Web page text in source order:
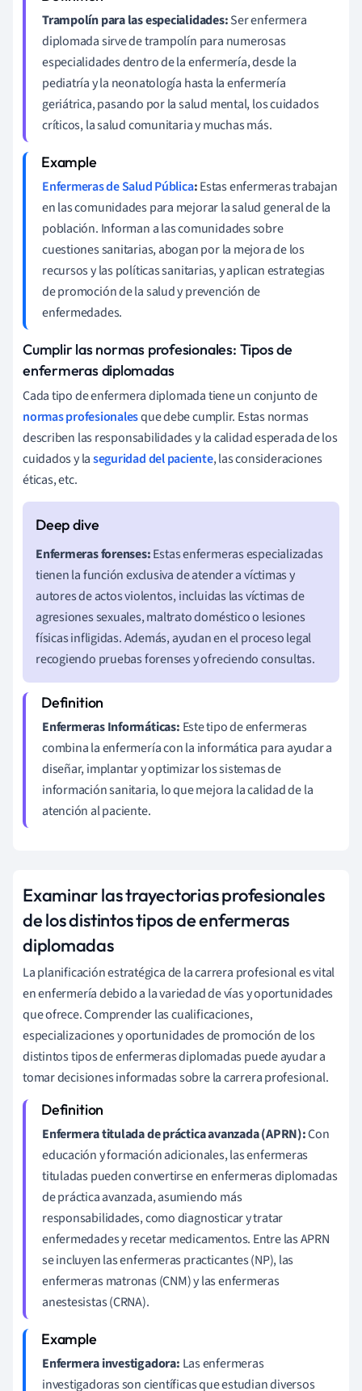
Trampolín para las especialidades:Ser enfermera
diplomada sirve de trampolín para numerosas
especialidades dentro de la enfermería, desde la
pediatría y la neonatología hasta la enfermería
geriátrica, pasando por la salud mental, los cuidados
críticos, la salud comunitaria y muchas más.
Enfermeras de Salud Pública:Estas enfermeras trabajan
en las comunidades para mejorar la salud general de la
población. Informan a las comunidades sobre
cuestiones sanitarias, abogan por la mejora de los
recursos y las políticas sanitarias, y aplican estrategias
de promoción de la salud y prevención de
enfermedades.
Cumplir las normas profesionales: Tipos de
enfermeras diplomadas
Cada tipo de enfermera diplomada tiene un conjunto de
normas profesionalesque debe cumplir. Estas normas
describen las responsabilidades y la calidad esperada de los
cuidados y laseguridad del paciente, las consideraciones
éticas, etc.
Enfermeras forenses:Estas enfermeras especializadas
tienen la función exclusiva de atender a víctimas y
autores de actos violentos, incluidas las víctimas de
agresiones sexuales, maltrato doméstico o lesiones
físicas infligidas. Además, ayudan en el proceso legal
recogiendo pruebas forenses y ofreciendo consultas.
Enfermeras Informáticas: Este tipo de enfermeras
combina la enfermería con la informática para ayudar a
diseñar, implantar y optimizar los sistemas de
información sanitaria, lo que mejora la calidad de la
atención al paciente.
Examinar las trayectorias profesionales
de los distintos tipos de enfermeras
diplomadas
La planificación estratégica de la carrera profesional es vital
en enfermería debido a la variedad de vías y oportunidades
que ofrece. Comprender las cualificaciones,
especializaciones y oportunidades de promoción de los
distintos tipos de enfermeras diplomadas puede ayudar a
tomar decisiones informadas sobre la carrera profesional.
Enfermera titulada de práctica avanzada (APRN):Con
educación y formación adicionales, las enfermeras
tituladas pueden convertirse en enfermeras diplomadas
de práctica avanzada, asumiendo más
responsabilidades, como diagnosticar y tratar
enfermedades y recetar medicamentos. Entre las APRN
se incluyen las enfermeras practicantes (NP), las
enfermeras matronas (CNM) y las enfermeras
anestesistas (CRNA).
Enfermera investigadora: Las enfermeras
investigadoras son científicas que estudian diversos